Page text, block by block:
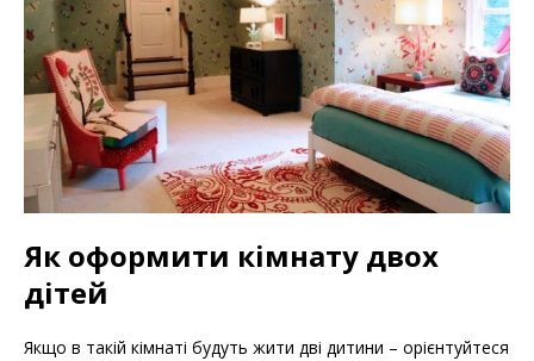
Як оформити кімнату двох
дітей
Якщо в такій кімнаті будуть жити дві дитини – орієнтуйтеся